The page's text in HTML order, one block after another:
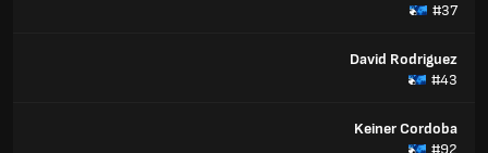
#37
David Rodriguez
#43
Keiner Cordoba
#92